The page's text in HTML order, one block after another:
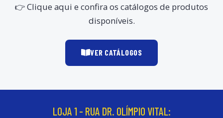
👉 Clique aqui e confira os catálogos de produtos
disponíveis.
VER CATÁLOGOS
LOJA 1 - RUA DR. OLÍMPIO VITAL: